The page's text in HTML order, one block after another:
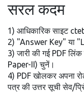
सरल कदम
1) आधिकारिक साइट
2) "Answer Key" या
3) जारी की गई PDF
Paper-II) चुनें।
4) PDF खोलकर अपना
पत्र की उत्तर सूची सेव/